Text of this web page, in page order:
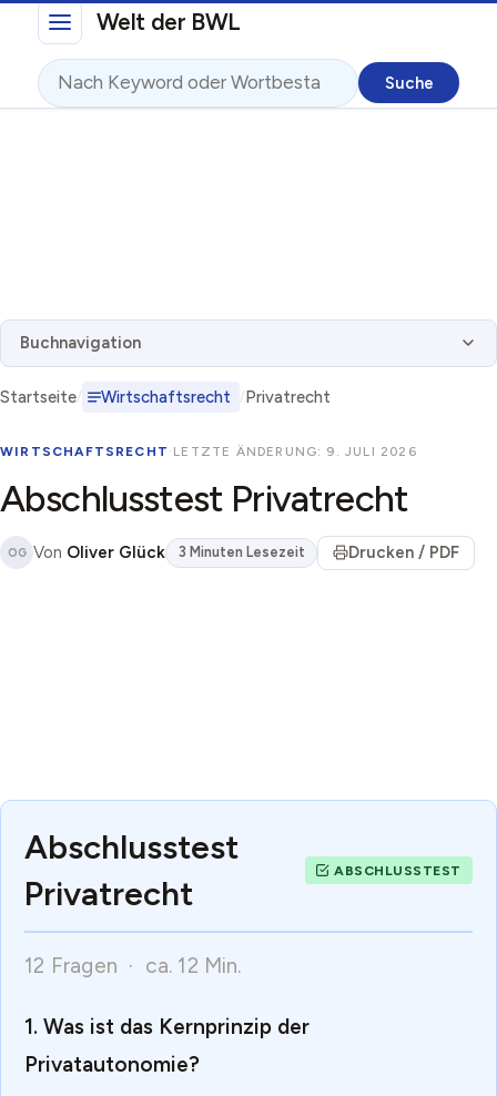
Direkt zum InhaltWelt der BWL
Suche
Buchnavigation
Startseite Wirtschaftsrecht Privatrecht
WIRTSCHAFTSRECHT · LETZTE ÄNDERUNG: 9. JULI 2026
Abschlusstest Privatrecht
OG Von Oliver Glück 3 Minuten Lesezeit Drucken / PDF
Abschlusstest
Privatrecht
12 Fragen · ca. 12 Min.
Was ist das Kernprinzip der
Privatautonomie?